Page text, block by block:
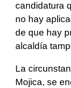
candidatura
no hay
de que hay
alcaldía
La
Mojica, se